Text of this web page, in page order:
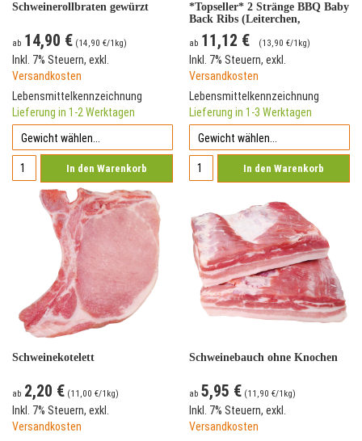
Schweinerollbraten gewürzt
ab 14,90 € (14,90 €/1kg)
Inkl. 7% Steuern, exkl.
Versandkosten
Lebensmittelkennzeichnung
Lieferung in 1-2 Werktagen
In den Warenkorb
*Topseller* 2 Stränge BBQ Baby
Back Ribs (Leiterchen,
Schweinerippchen) vom
Deutschen Landschwein
ab 11,12 € (13,90 €/1kg)
Inkl. 7% Steuern, exkl.
Versandkosten
Lebensmittelkennzeichnung
Lieferung in 1-3 Werktagen
In den Warenkorb
Schweinekotelett
ab 2,20 € (11,00 €/1kg)
Inkl. 7% Steuern, exkl.
Versandkosten
Schweinebauch ohne Knochen
ab 5,95 € (11,90 €/1kg)
Inkl. 7% Steuern, exkl.
Versandkosten